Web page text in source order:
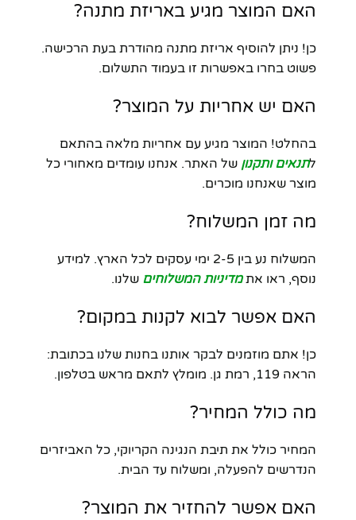
האם המוצר מגיע באריזת מתנה?
כן! ניתן להוסיף אריזת מתנה מהודרת בעת הרכישה.
פשוט בחרו באפשרות זו בעמוד התשלום.
האם יש אחריות על המוצר?
בהחלט! המוצר מגיע עם אחריות מלאה בהתאם
לתנאים ותקנון של האתר. אנחנו עומדים מאחורי כל
מוצר שאנחנו מוכרים.
מה זמן המשלוח?
המשלוח נע בין 2-5 ימי עסקים לכל הארץ. למידע
נוסף, ראו אתמדיניות המשלוחים שלנו.
האם אפשר לבוא לקנות במקום?
כן! אתם מוזמנים לבקר אותנו בחנות שלנו בכתובת:
הראה 119, רמת גן. מומלץ לתאם מראש בטלפון.
מה כולל המחיר?
המחיר כולל את תיבת הנגינה הקריוקי, כל האביזרים
הנדרשים להפעלה, ומשלוח עד הבית.
האם אפשר להחזיר את המוצר?